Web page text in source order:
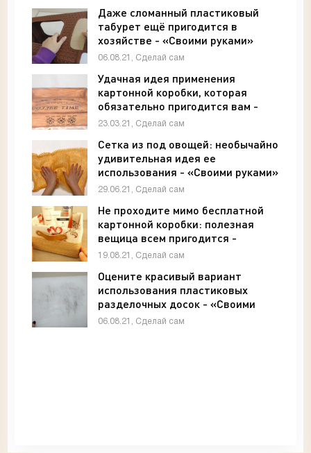
Даже сломанный пластиковый
табурет ещё пригодится в
хозяйстве - «Своими руками»
06.08.21, Сделай сам
Удачная идея применения
картонной коробки, которая
обязательно пригодится вам -
«Своими руками»
23.03.21, Сделай сам
Сетка из под овощей: необычайно
удивительная идея ее
использования - «Своими руками»
29.06.21, Сделай сам
Не проходите мимо бесплатной
картонной коробки: полезная
вещица всем пригодится -
«Своими руками»
19.08.21, Сделай сам
Оцените красивый вариант
использования пластиковых
разделочных досок - «Своими
руками»
06.08.21, Сделай сам